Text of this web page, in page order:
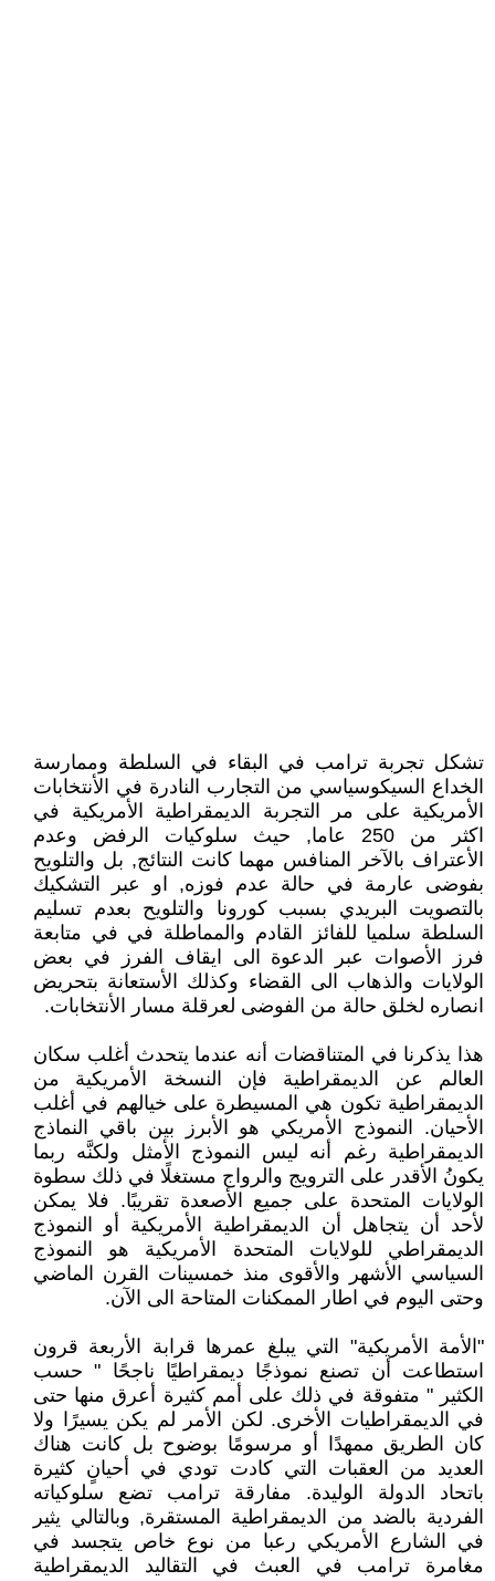
تشكل تجربة ترامب في البقاء في السلطة وممارسة
الخداع السيكوسياسي من التجارب النادرة في الأنتخابات
الأمريكية على مر التجربة الديمقراطية الأمريكية في
اكثر من 250 عاما, حيث سلوكيات الرفض وعدم
الأعتراف بالآخر المنافس مهما كانت النتائج, بل والتلويح
بفوضى عارمة في حالة عدم فوزه, او عبر التشكيك
بالتصويت البريدي بسبب كورونا والتلويح بعدم تسليم
السلطة سلميا للفائز القادم والمماطلة في في متابعة
فرز الأصوات عبر الدعوة الى ايقاف الفرز في بعض
الولايات والذهاب الى القضاء وكذلك الأستعانة بتحريض
انصاره لخلق حالة من الفوضى لعرقلة مسار الأنتخابات.
هذا يذكرنا في المتناقضات أنه عندما يتحدث أغلب سكان
العالم عن الديمقراطية فإن النسخة الأمريكية من
الديمقراطية تكون هي المسيطرة على خيالهم في أغلب
الأحيان. النموذج الأمريكي هو الأبرز بين باقي النماذج
الديمقراطية رغم أنه ليس النموذج الأمثل ولكنَّه ربما
يكونُ الأقدر على الترويج والرواج مستغلًا في ذلك سطوة
الولايات المتحدة على جميع الأصعدة تقريبًا. فلا يمكن
لأحد أن يتجاهل أن الديمقراطية الأمريكية أو النموذج
الديمقراطي للولايات المتحدة الأمريكية هو النموذج
السياسي الأشهر والأقوى منذ خمسينات القرن الماضي
وحتى اليوم في اطار الممكنات المتاحة الى الآن.
"الأمة الأمريكية" التي يبلغ عمرها قرابة الأربعة قرون
استطاعت أن تصنع نموذجًا ديمقراطيًا ناجحًا " حسب
الكثير " متفوقة في ذلك على أمم كثيرة أعرق منها حتى
في الديمقراطيات الأخرى. لكن الأمر لم يكن يسيرًا ولا
كان الطريق ممهدًا أو مرسومًا بوضوح بل كانت هناك
العديد من العقبات التي كادت تودي في أحيانٍ كثيرة
باتحاد الدولة الوليدة. مفارقة ترامب تضع سلوكياته
الفردية بالضد من الديمقراطية المستقرة, وبالتالي يثير
في الشارع الأمريكي رعبا من نوع خاص يتجسد في
مغامرة ترامب في العبث في التقاليد الديمقراطية